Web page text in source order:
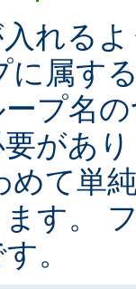
れる
に属す
プ名
があ
めて単
す。
。